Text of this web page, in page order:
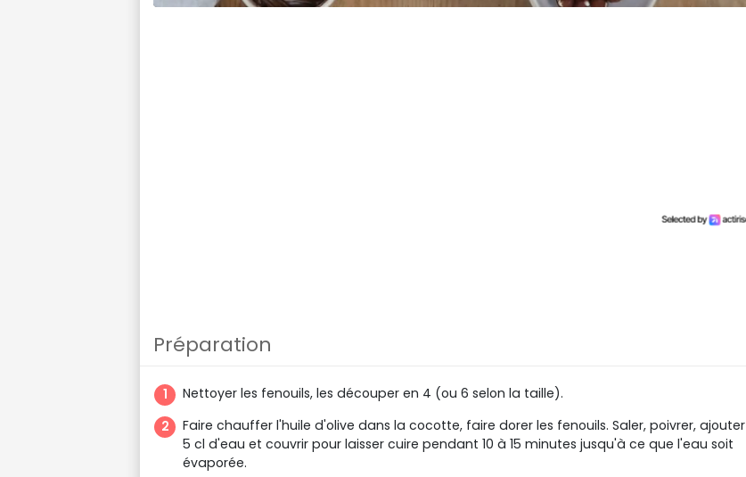
Préparation
Nettoyer les fenouils, les découper en 4 (ou 6 selon la taille).
Faire chauffer l'huile d'olive dans la cocotte, faire dorer les fenouils. Saler, poivrer, ajouter
5 cl d'eau et couvrir pour laisser cuire pendant 10 à 15 minutes jusqu'à ce que l'eau soit
évaporée.